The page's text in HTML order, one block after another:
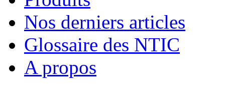
Nos derniers articles
Glossaire des NTIC
A propos